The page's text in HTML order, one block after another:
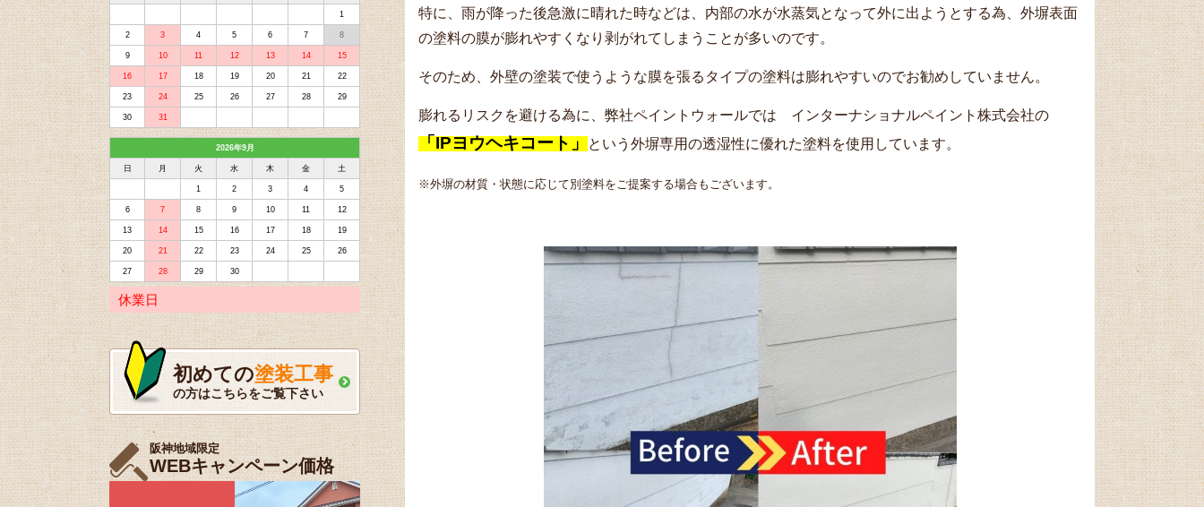
特に、雨が降った後急激に晴れた時などは、内部の水が水蒸気となって外に出ようとする為、外塀表面
の塗料の膜が膨れやすくなり剥がれてしまうことが多いのです。
そのため、外壁の塗装で使うような膜を張るタイプの塗料は膨れやすいのでお勧めしていません。
膨れるリスクを避ける為に、弊社ペイントウォールでは インターナショナルペイント株式会社の
「IPヨウヘキコート」 という外塀専用の透湿性に優れた塗料を使用しています。
※外塀の材質・状態に応じて別塗料をご提案する場合もございます。
1
2 3 4 5 6 7 8
9 10 11 12 13 14 15
16 17 18 19 20 21 22
23 24 25 26 27 28 29
30 31
2026年9月
日 月 火 水 木 金 土
1 2 3 4 5
6 7 8 9 10 11 12
13 14 15 16 17 18 19
20 21 22 23 24 25 26
27 28 29 30
休業日
初めての塗装工事
の方はこちらをご覧下さい
阪神地域限定
WEBキャンペーン価格